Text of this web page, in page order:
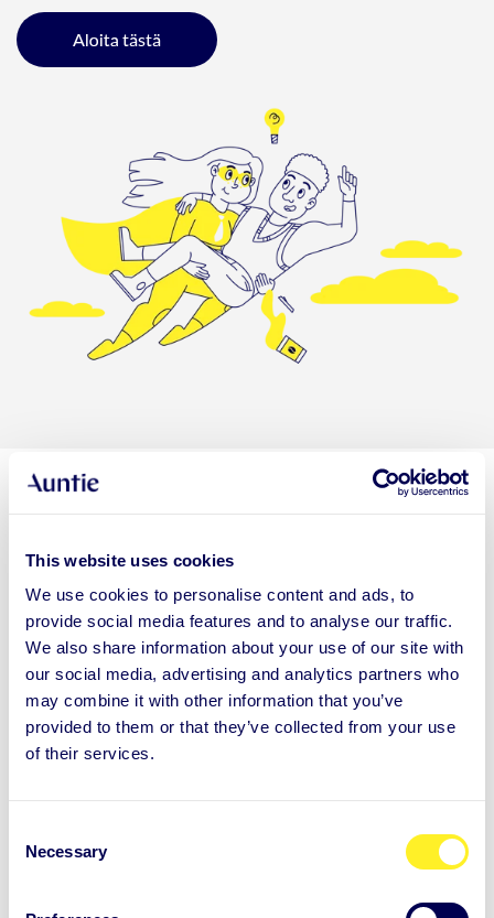
This website uses cookies
We use cookies to personalise content and ads, to
provide social media features and to analyse our traffic.
We also share information about your use of our site with
our social media, advertising and analytics partners who
may combine it with other information that you’ve
provided to them or that they’ve collected from your use
of their services.
Necessary
Auntien keskustelupaketit sisältävät viisi 45 minuutin
videotapaamista Auntie-ammattilaisen kanssa.
Räätälöimme paketin juuri sinun tilanteeseesi ja
tavoitteisiin sopivaksi.